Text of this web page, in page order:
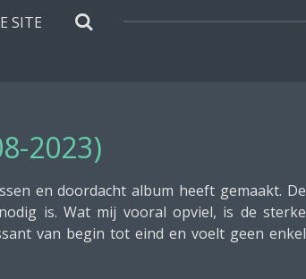
SITE
2023)
en doordacht album heeft gemaakt. De
is. Wat mij vooral opviel, is de sterke
van begin tot eind en voelt geen enkel